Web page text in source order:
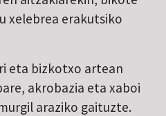
xelebrea erakutsiko
eta bizkotxo artean
akrobazia eta xaboi
araziko gaituzte.